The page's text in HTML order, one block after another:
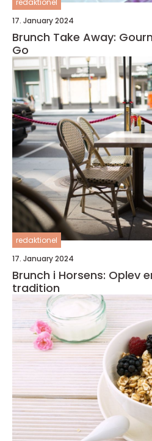
redaktionel
17. January 2024
Brunch Take Away:
Go
redaktionel
17. January 2024
Brunch i Horsens: Oplev
tradition